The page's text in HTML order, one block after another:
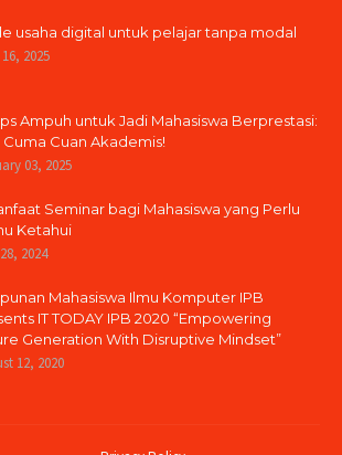
usaha digital untuk pelajar tanpa modal
2025
Ampuh untuk Jadi Mahasiswa Berprestasi:
Cuma Cuan Akademis!
03, 2025
Seminar bagi Mahasiswa yang Perlu
Ketahui
2024
Mahasiswa Ilmu Komputer IPB
IT TODAY IPB 2020 “Empowering
Generation With Disruptive Mindset”
12, 2020